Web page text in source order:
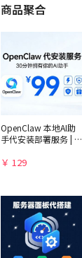
商品聚合
OpenClaw 本地AI助
手代安装部署服务 | 远
门教程
￥ 129